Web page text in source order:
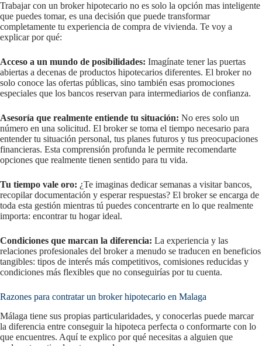
Trabajar con un broker hipotecario no es solo la opción mas inteligente
que puedes tomar, es una decisión que puede transformar
completamente tu experiencia de compra de vivienda. Te voy a
explicar por qué:
Acceso a un mundo de posibilidades: Imagínate tener las puertas
abiertas a decenas de productos hipotecarios diferentes. El broker no
solo conoce las ofertas públicas, sino también esas promociones
especiales que los bancos reservan para intermediarios de confianza.
Asesoría que realmente entiende tu situación: No eres solo un
número en una solicitud. El broker se toma el tiempo necesario para
entender tu situación personal, tus planes futuros y tus preocupaciones
financieras. Esta comprensión profunda le permite recomendarte
opciones que realmente tienen sentido para tu vida.
Tu tiempo vale oro: ¿Te imaginas dedicar semanas a visitar bancos,
recopilar documentación y esperar respuestas? El broker se encarga de
toda esta gestión mientras tú puedes concentrarte en lo que realmente
importa: encontrar tu hogar ideal.
Condiciones que marcan la diferencia: La experiencia y las
relaciones profesionales del broker a menudo se traducen en beneficios
tangibles: tipos de interés más competitivos, comisiones reducidas y
condiciones más flexibles que no conseguirías por tu cuenta.
Razones para contratar un broker hipotecario en Malaga
Málaga tiene sus propias particularidades, y conocerlas puede marcar
la diferencia entre conseguir la hipoteca perfecta o conformarte con lo
que encuentres. Aquí te explico por qué necesitas a alguien que